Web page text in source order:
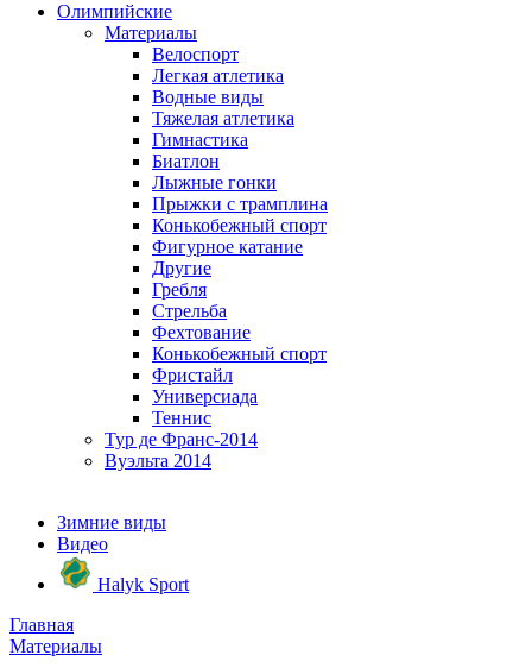
Олимпийские
Материалы
Велоспорт
Легкая атлетика
Водные виды
Тяжелая атлетика
Гимнастика
Биатлон
Лыжные гонки
Прыжки с трамплина
Конькобежный спорт
Фигурное катание
Другие
Гребля
Стрельба
Фехтование
Конькобежный спорт
Фристайл
Универсиада
Теннис
Тур де Франс-2014
Вуэльта 2014
Зимние виды
Видео
Halyk Sport
Главная
Материалы